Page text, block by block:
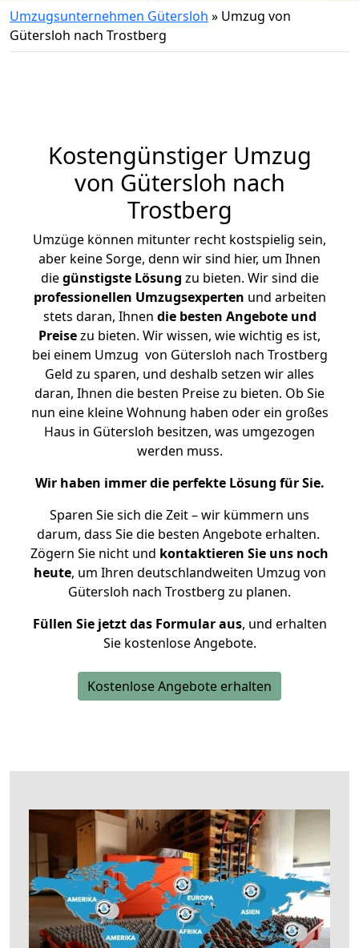
Umzugsunternehmen Gütersloh » Umzug von
Gütersloh nach Trostberg
Kostengünstiger Umzug
von Gütersloh nach
Trostberg
Umzüge können mitunter recht kostspielig sein,
aber keine Sorge, denn wir sind hier, um Ihnen
diegünstigste Lösung zu bieten. Wir sind die
professionellen Umzugsexperten und arbeiten
stets daran, Ihnen die besten Angebote und
Preisezu bieten. Wir wissen, wie wichtig es ist,
bei einem Umzug von Gütersloh nach Trostberg
Geld zu sparen, und deshalb setzen wir alles
daran, Ihnen die besten Preise zu bieten. Ob Sie
nun eine kleine Wohnung haben oder ein großes
Haus in Gütersloh besitzen, was umgezogen
werden muss.
Wir haben immer die perfekte Lösung für Sie.
Sparen Sie sich die Zeit – wir kümmern uns
darum, dass Sie die besten Angebote erhalten.
Zögern Sie nicht und kontaktieren Sie uns noch
heute, um Ihren deutschlandweiten Umzug von
Gütersloh nach Trostberg zu planen.
Füllen Sie jetzt das Formular aus, und erhalten
Sie kostenlose Angebote.
Kostenlose Angebote erhalten